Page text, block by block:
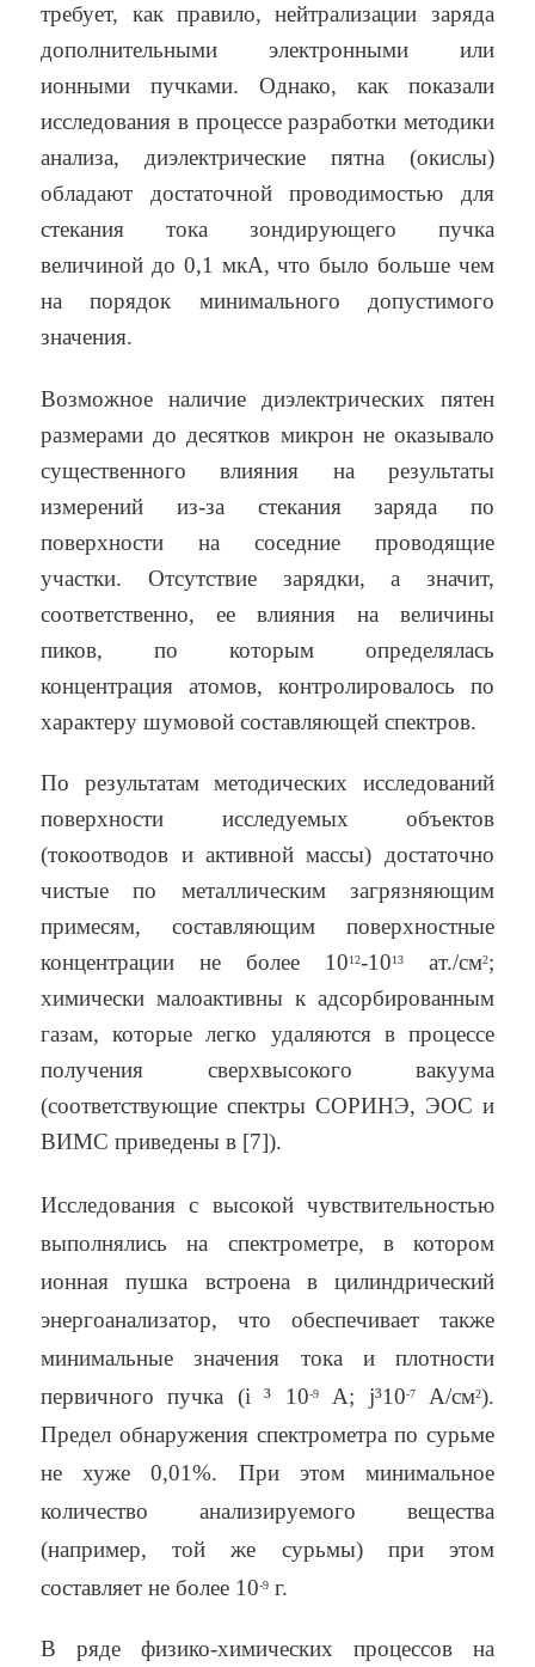
требует, как правило, нейтрализации заряда
дополнительными электронными или
ионными пучками. Однако, как показали
исследования в процессе разработки методики
анализа, диэлектрические пятна (окислы)
обладают достаточной проводимостью для
стекания тока зондирующего пучка
величиной до 0,1 мкА, что было больше чем
на порядок минимального допустимого
значения.
Возможное наличие диэлектрических пятен
размерами до десятков микрон не оказывало
существенного влияния на результаты
измерений из-за стекания заряда по
поверхности на соседние проводящие
участки. Отсутствие зарядки, а значит,
соответственно, ее влияния на величины
пиков, по которым определялась
концентрация атомов, контролировалось по
характеру шумовой составляющей спектров.
По результатам методических исследований
поверхности исследуемых объектов
(токоотводов и активной массы) достаточно
чистые по металлическим загрязняющим
примесям, составляющим поверхностные
концентрации не более 1012-1013ат./см2;
химически малоактивны к адсорбированным
газам, которые легко удаляются в процессе
получения сверхвысокого вакуума
(соответствующие спектры СОРИНЭ, ЭОС и
ВИМС приведены в [7]).
Исследования с высокой чувствительностью
выполнялись на спектрометре, в котором
ионная пушка встроена в цилиндрический
энергоанализатор, что обеспечивает также
минимальные значения тока и плотности
первичного пучка (i³ 10-9А; j³10-7А/см2).
Предел обнаружения спектрометра по сурьме
не хуже 0,01%. При этом минимальное
количество анализируемого вещества
(например, той же сурьмы) при этом
составляет не более 10-9 г.
В ряде физико-химических процессов на